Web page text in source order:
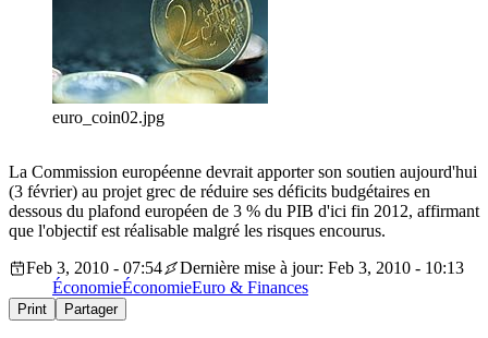
euro_coin02.jpg
La Commission européenne devrait apporter son soutien aujourd'hui
(3 février) au projet grec de réduire ses déficits budgétaires en
dessous du plafond européen de 3 % du PIB d'ici fin 2012, affirmant
que l'objectif est réalisable malgré les risques encourus.
Feb 3, 2010 - 07:54
Dernière mise à jour: Feb 3, 2010 - 10:13
ÉconomieÉconomieEuro & Finances
Print Partager